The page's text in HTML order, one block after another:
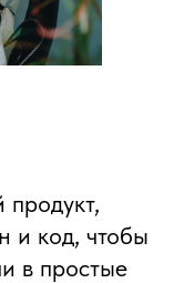
и код, чтобы
в простые